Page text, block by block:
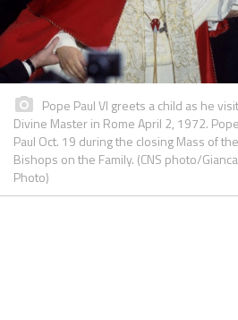
Pope Paul VI greets a child as he
Divine Master in Rome April 2, 1972.
Paul Oct. 19 during the closing Mass of
Bishops on the Family. (CNS photo/
Photo)